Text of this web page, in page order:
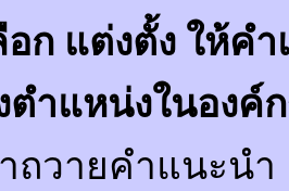
ก แต่งตั้ง ให้ค
ำแหน่งในองค์
ถวายคำแนะนำ